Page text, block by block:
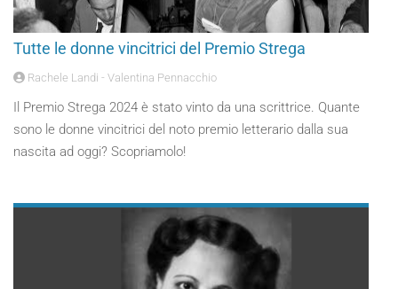
Tutte le donne vincitrici del Premio Strega
Rachele Landi - Valentina Pennacchio
Il Premio Strega 2024 è stato vinto da una scrittrice. Quante
sono le donne vincitrici del noto premio letterario dalla sua
nascita ad oggi? Scopriamolo!